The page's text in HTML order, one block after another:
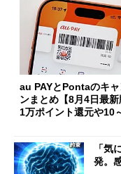
au PAYとPontaのキ
ンまとめ【8月4日最
1万ポイント還元や10
「気
発。